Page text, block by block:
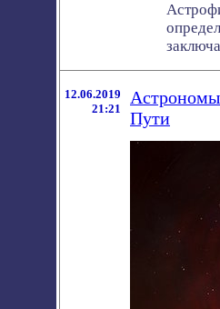
12.06.2019
21:21
Астрономы
Пути